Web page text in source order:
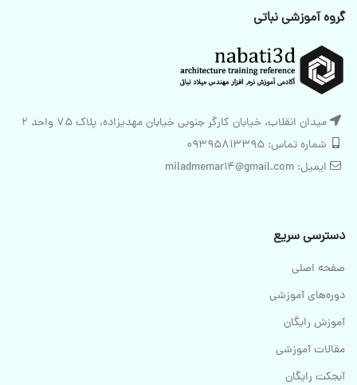
گروه آموزشی نباتی
میدان انقلاب، خیابان کارگر جنوبی خیابان مهدیزاده، پلاک 75 واحد 2
شماره تماس: 09395813395
ایمیل: miladmemar14@gmail.com
دسترسی سریع
صفحه اصلی
دوره‌های آموزشی
آموزش رایگان
مقالات آموزشی
آبجکت رایگان